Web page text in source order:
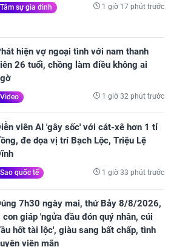
Tâm sự gia đình 1 giờ 17 phút trước
hiện vợ ngoại tình với nam thanh
26 tuổi, chồng làm điều không ai
Video 1 giờ 32 phút trước
viên AI 'gây sốc' với cát-xê hơn 1 tỉ
đe dọa vị trí Bạch Lộc, Triệu Lệ
Sao quốc tế 1 giờ 33 phút trước
7h30 ngày mai, thứ Bảy 8/8/2026,
con giáp 'ngửa đầu đón quý nhân, cúi
hốt tài lộc', giàu sang bất chấp, tình
viên mãn